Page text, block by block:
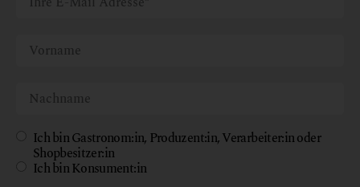
Ich bin Gastronom:in, Produzent:in, Verarbeiter:in oder
Shopbesitzer:in
Ich bin Konsument:in